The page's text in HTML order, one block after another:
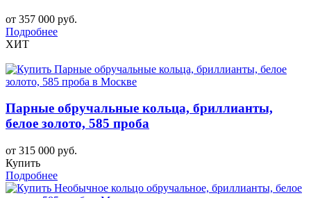
от 357 000 руб.
Подробнее
ХИТ
Парные обручальные кольца, бриллианты,
белое золото, 585 проба
от 315 000 руб.
Купить
Подробнее